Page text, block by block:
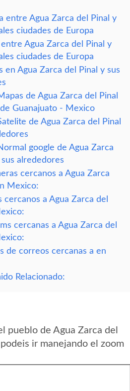
entre Agua Zarca del Pinal y
ciudades de Europa
entre Agua Zarca del Pinal y
ciudades de Europa
en Agua Zarca del Pinal y sus
de Agua Zarca del Pinal
Guanajuato - Mexico
de Agua Zarca del Pinal
google de Agua Zarca
alrededores
cercanos a Agua Zarca
Mexico:
cercanos a Agua Zarca del
cercanas a Agua Zarca del
de correos cercanas a en
Relacionado:
pueblo de Agua Zarca del
ir manejando el zoom